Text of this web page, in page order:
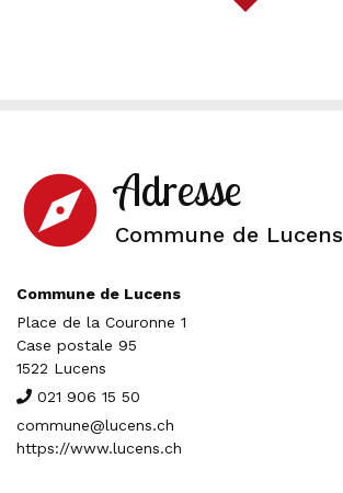
explore Adresse
Commune de Lucens
Commune de Lucens
Place de la Couronne 1
Case postale 95
1522 Lucens
021 906 15 50
commune@lucens.ch
https://www.lucens.ch